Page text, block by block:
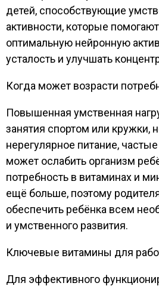
детей, способствующие
активности, которые
оптимальную нейронную
усталость и улучшать
Когда может возрасти
Повышенная умственная
занятия спортом или кружки,
нерегулярное питание,
может ослабить организм
потребность в витаминах и
ещё больше, поэтому
обеспечить ребёнка всем
и умственного развития.
Ключевые витамины для
Для эффективного